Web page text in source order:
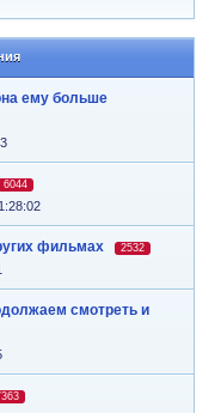
ему больше
6044
фильмах 2532
смотреть и